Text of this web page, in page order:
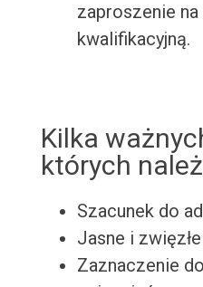
zaproszenie
kwalifikacyjną.
Kilka
których
Szacunek do
Jasne i
Zaznaczenie